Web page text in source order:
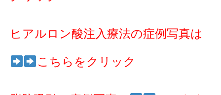
ヒアルロン酸注入療法の症例写真は
こちらをクリック